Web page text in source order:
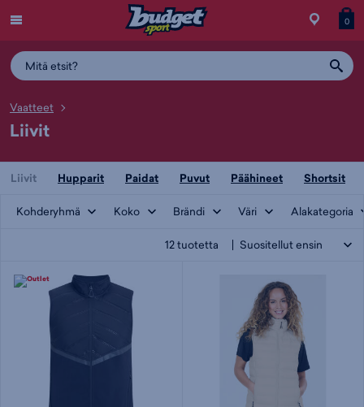
Siirry
0
Vaatteet
Liivit
Liivit Hupparit Paidat Puvut Päähineet Shortsit
Kohderyhmä Koko Brändi Väri Alakategoria
12tuotetta